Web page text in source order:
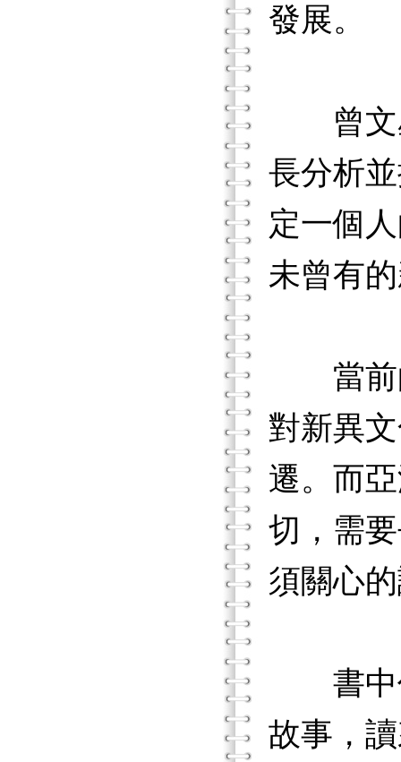
發展。
曾文星
長分析
定一個
未曾有
當前的
對新異
遷。而
切，需
須關心
書中作
故事，